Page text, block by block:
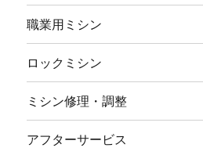
職業用ミシン
ロックミシン
ミシン修理・調整
アフターサービス